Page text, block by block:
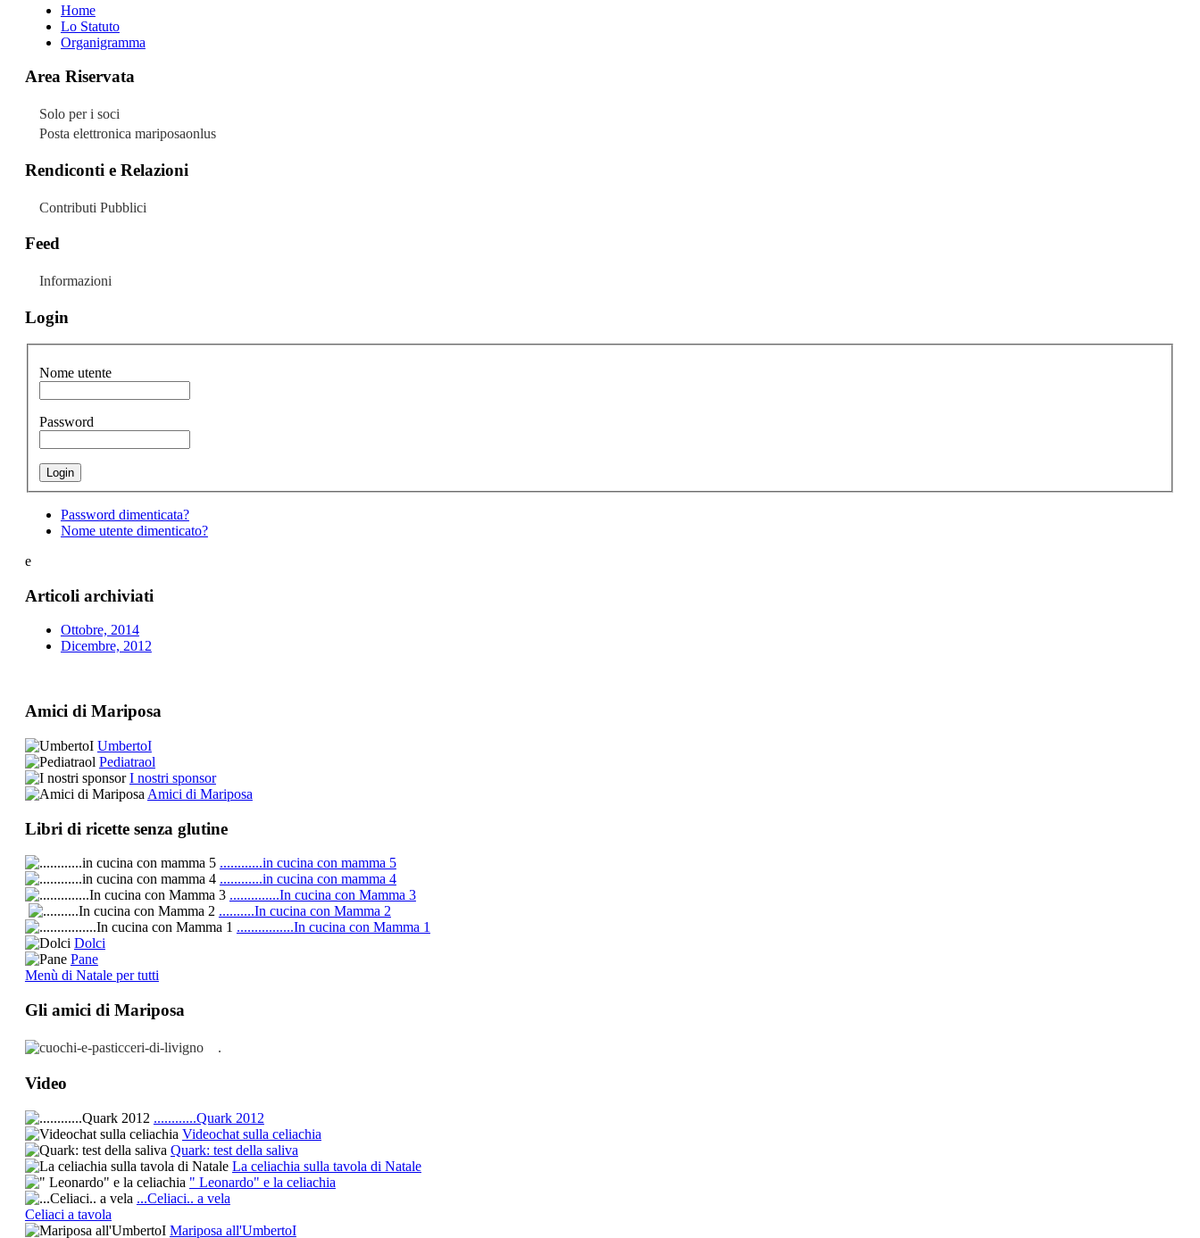
Home
Lo Statuto
Organigramma
Area Riservata
Solo per i soci
Posta elettronica mariposaonlus
Rendiconti e Relazioni
Contributi Pubblici
Feed
Informazioni
Login
Nome utente
Password
Password dimenticata?
Nome utente dimenticato?
e
Articoli archiviati
Ottobre, 2014
Dicembre, 2012
Amici di Mariposa
UmbertoI
Pediatraol
I nostri sponsor
Amici di Mariposa
Libri di ricette senza glutine
............in cucina con mamma 5
............in cucina con mamma 4
..............In cucina con Mamma 3
..........In cucina con Mamma 2
................In cucina con Mamma 1
Dolci
Pane
Menù di Natale per tutti
Gli amici di Mariposa
.
Video
............Quark 2012
Videochat sulla celiachia
Quark: test della saliva
La celiachia sulla tavola di Natale
" Leonardo" e la celiachia
...Celiaci.. a vela
Celiaci a tavola
Mariposa all'UmbertoI